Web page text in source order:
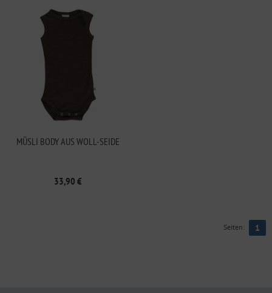
MÜSLI BODY AUS WOLL-SEIDE
33,90 €
Seiten: 1